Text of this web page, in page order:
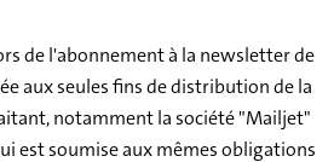
de l'abonnement à la newsletter de
aux seules fins de distribution de la
notamment la société "Mailjet"
est soumise aux mêmes obligations